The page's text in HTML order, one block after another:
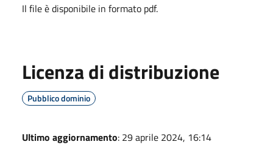
Il file è disponibile in formato pdf.
Licenza di distribuzione
Pubblico dominio
Ultimo aggiornamento: 29 aprile 2024, 16:14